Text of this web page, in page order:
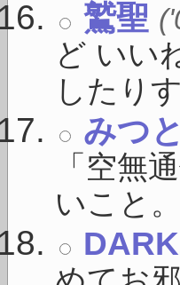
鷲聖
ど いい
したり
みつ
「空無
いこと